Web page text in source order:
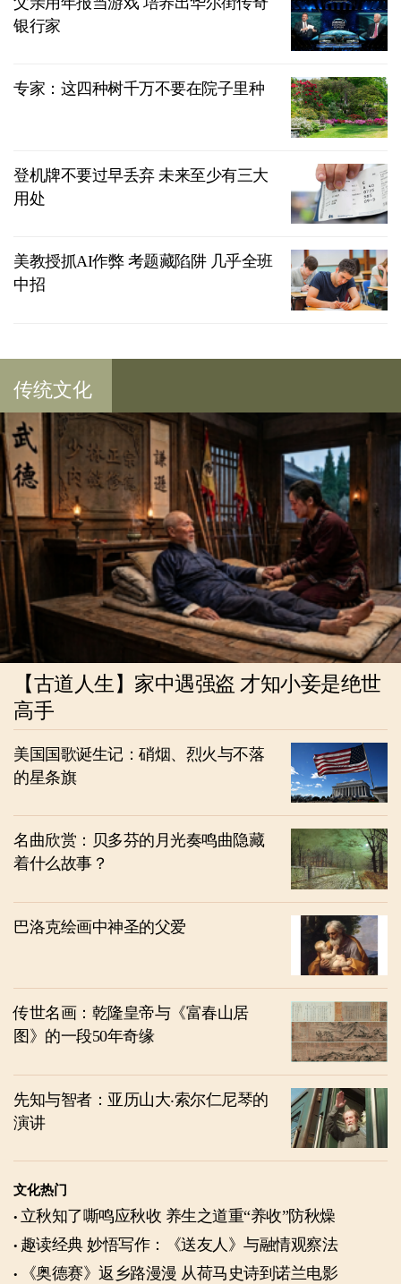
银行家
专家：这四种树千万不要在院子里种
登机牌不要过早丢弃 未来至少有三大
用处
美教授抓AI作弊 考题藏陷阱 几乎全班
中招
传统文化
【古道人生】家中遇强盗 才知小妾是绝世
高手
美国国歌诞生记：硝烟、烈火与不落
的星条旗
名曲欣赏：贝多芬的月光奏鸣曲隐藏
着什么故事？
巴洛克绘画中神圣的父爱
传世名画：乾隆皇帝与《富春山居
图》的一段50年奇缘
先知与智者：亚历山大‧索尔仁尼琴的
演讲
文化热门
立秋知了嘶鸣应秋收 养生之道重“养收”防秋燥
趣读经典 妙悟写作：《送友人》与融情观察法
《奥德赛》返乡路漫漫 从荷马史诗到诺兰电影